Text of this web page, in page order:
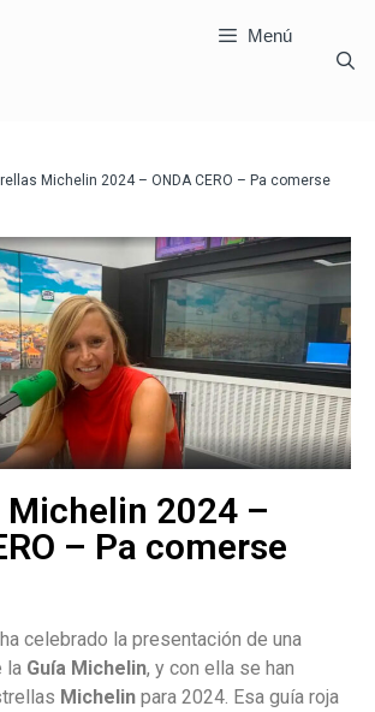
Menú
Michelin 2024 – ONDA CERO – Pa comerse
Michelin 2024 –
– Pa comerse
celebrado la presentación de una
la Guía Michelin, y con ella se han
Michelin para 2024. Esa guía roja